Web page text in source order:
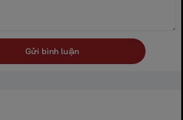
Gửi bình luận